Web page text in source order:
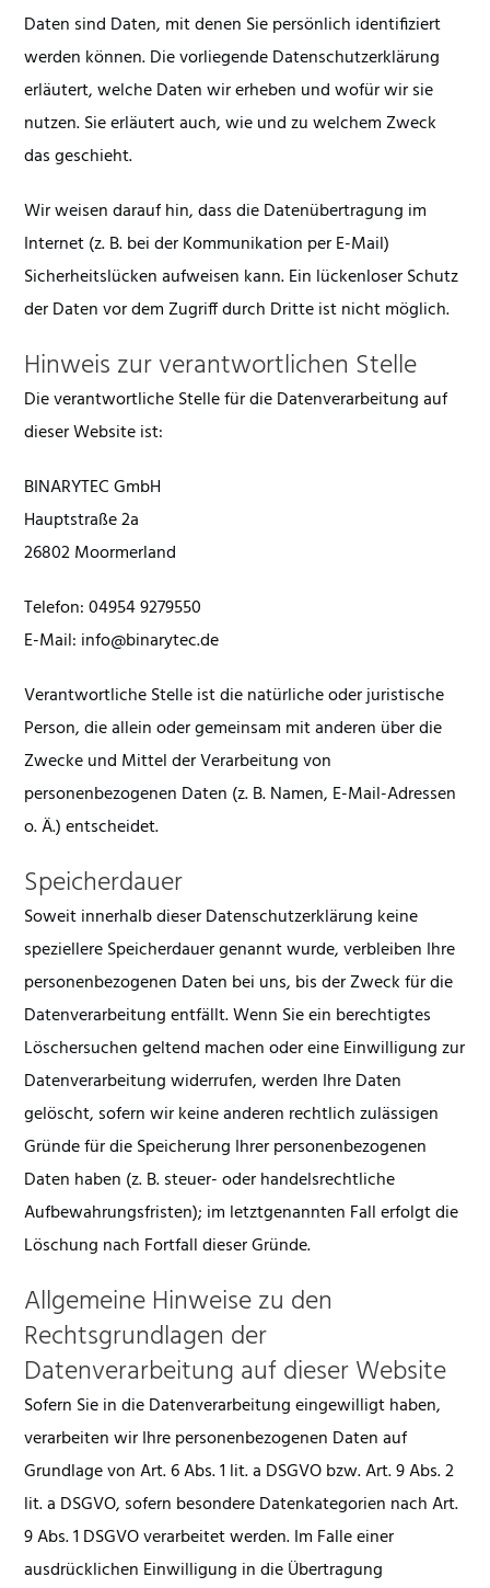
Daten sind Daten, mit denen Sie persönlich identifiziert
werden können. Die vorliegende Datenschutzerklärung
erläutert, welche Daten wir erheben und wofür wir sie
nutzen. Sie erläutert auch, wie und zu welchem Zweck
das geschieht.
Wir weisen darauf hin, dass die Datenübertragung im
Internet (z. B. bei der Kommunikation per E-Mail)
Sicherheitslücken aufweisen kann. Ein lückenloser Schutz
der Daten vor dem Zugriff durch Dritte ist nicht möglich.
Hinweis zur verantwortlichen Stelle
Die verantwortliche Stelle für die Datenverarbeitung auf
dieser Website ist:
BINARYTEC GmbH
Hauptstraße 2a
26802 Moormerland
Telefon: 04954 9279550
E-Mail: info@binarytec.de
Verantwortliche Stelle ist die natürliche oder juristische
Person, die allein oder gemeinsam mit anderen über die
Zwecke und Mittel der Verarbeitung von
personenbezogenen Daten (z. B. Namen, E-Mail-Adressen
o. Ä.) entscheidet.
Speicherdauer
Soweit innerhalb dieser Datenschutzerklärung keine
speziellere Speicherdauer genannt wurde, verbleiben Ihre
personenbezogenen Daten bei uns, bis der Zweck für die
Datenverarbeitung entfällt. Wenn Sie ein berechtigtes
Löschersuchen geltend machen oder eine Einwilligung zur
Datenverarbeitung widerrufen, werden Ihre Daten
gelöscht, sofern wir keine anderen rechtlich zulässigen
Gründe für die Speicherung Ihrer personenbezogenen
Daten haben (z. B. steuer- oder handelsrechtliche
Aufbewahrungsfristen); im letztgenannten Fall erfolgt die
Löschung nach Fortfall dieser Gründe.
Allgemeine Hinweise zu den
Rechtsgrundlagen der
Datenverarbeitung auf dieser Website
Sofern Sie in die Datenverarbeitung eingewilligt haben,
verarbeiten wir Ihre personenbezogenen Daten auf
Grundlage von Art. 6 Abs. 1 lit. a DSGVO bzw. Art. 9 Abs. 2
lit. a DSGVO, sofern besondere Datenkategorien nach Art.
9 Abs. 1 DSGVO verarbeitet werden. Im Falle einer
ausdrücklichen Einwilligung in die Übertragung